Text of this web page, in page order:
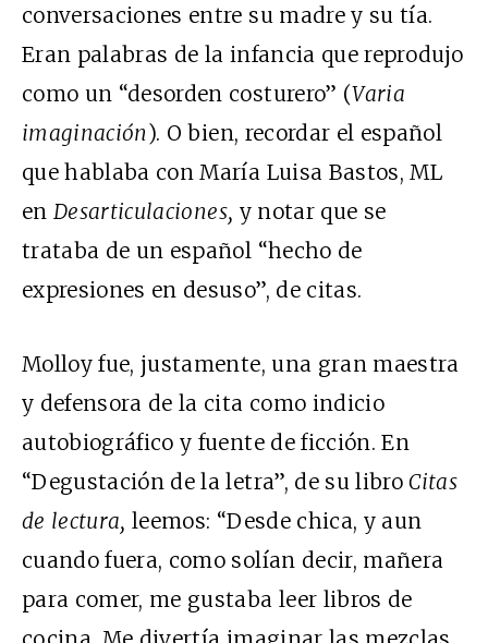
conversaciones entre su madre y su tía.
Eran palabras de la infancia que reprodujo
como un “desorden costurero” (Varia
imaginación). O bien, recordar el español
que hablaba con María Luisa Bastos, ML
enDesarticulaciones, y notar que se
trataba de un español “hecho de
expresiones en desuso”, de citas.
Molloy fue, justamente, una gran maestra
y defensora de la cita como indicio
autobiográfico y fuente de ficción. En
“Degustación de la letra”, de su libroCitas
de lectura,leemos: “Desde chica, y aun
cuando fuera, como solían decir, mañera
para comer, me gustaba leer libros de